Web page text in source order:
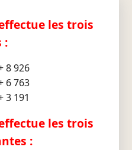
les trois
:
8 926
6 763
3 191
les trois
: